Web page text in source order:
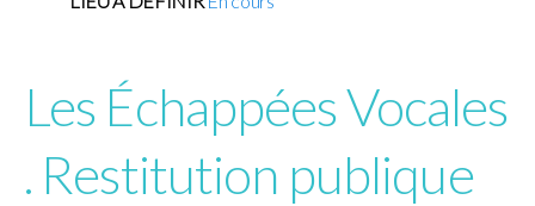
Les Échappées Vocales
. Restitution publique